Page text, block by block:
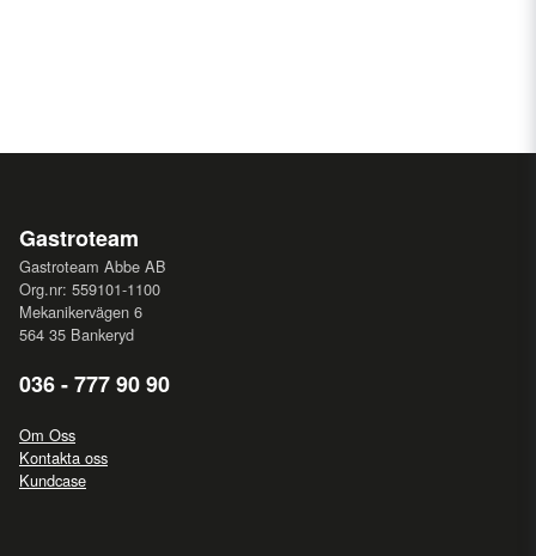
Gastroteam
Gastroteam Abbe AB
Org.nr: 559101-1100
Mekanikervägen 6
564 35 Bankeryd
036 - 777 90 90
Om Oss
Kontakta oss
Kundcase